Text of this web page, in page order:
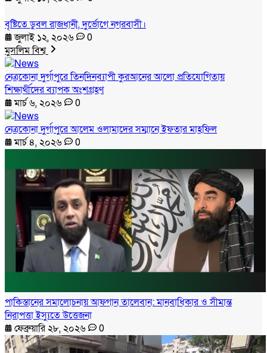
বৃষ্টিতে ডুবল রাজধানী, দুর্ভোগে নগরবাসী।
জুলাই ১২, ২০২৬
0
মুসলিম বিশ্ব
নেত্রকোনা দুর্গাপুরে তিনদিনব্যাপী কুরআনের আলো প্রতিযোগিতায়
শিক্ষার্থীদের ব্যাপক অংশগ্রহণ
মার্চ ৬, ২০২৬
0
নেত্রকোনা দুর্গাপুরে আলেম ওলামাদের সম্মানে ইফতার মাহফিল
মার্চ ৪, ২০২৬
0
পাকিস্তানের সমালোচনায় আফগান তালেবান: মানবাধিকার ও সীমান্ত
নিরাপত্তা ইস্যুতে উত্তেজনা
ফেব্রুয়ারি ২৮, ২০২৬
0